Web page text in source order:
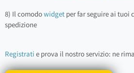
8) Il comodowidget per far seguire ai
spedizione
Registrati e prova il nostro servizio: ne